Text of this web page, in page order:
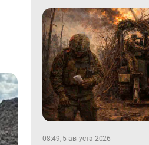
08:49, 5 августа 2026